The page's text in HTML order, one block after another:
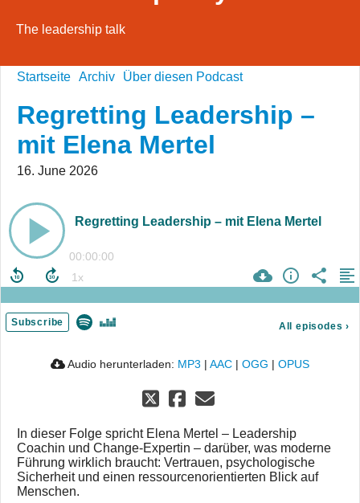
The leadership talk
Startseite Archiv Über diesen Podcast
Regretting Leadership –
mit Elena Mertel
16. June 2026
Regretting Leadership – mit Elena Mertel
00:00:00
Subscribe All episodes ›
Audio herunterladen: MP3 | AAC | OGG | OPUS
In dieser Folge spricht Elena Mertel – Leadership
Coachin und Change-Expertin – darüber, was moderne
Führung wirklich braucht: Vertrauen, psychologische
Sicherheit und einen ressourcenorientierten Blick auf
Menschen.